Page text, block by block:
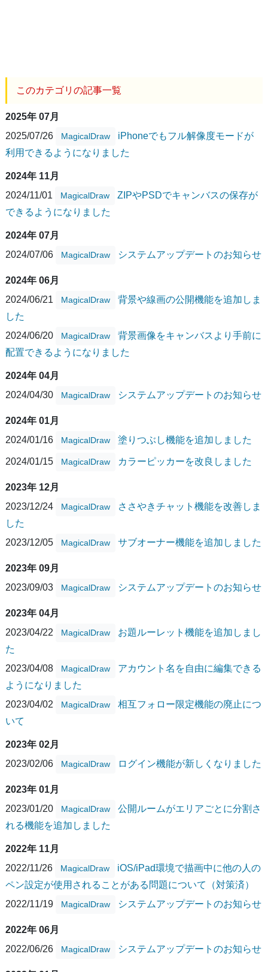
このカテゴリの記事一覧
2025年 07月
2025/07/26
MagicalDraw
iPhoneでもフル解像度モードが
利用できるようになりました
2024年 11月
2024/11/01
MagicalDraw
ZIPやPSDでキャンバスの保存が
できるようになりました
2024年 07月
2024/07/06
MagicalDraw システムアップデートのお知らせ
2024年 06月
2024/06/21
MagicalDraw
背景や線画の公開機能を追加しま
した
2024/06/20
MagicalDraw
背景画像をキャンバスより手前に
配置できるようになりました
2024年 04月
2024/04/30
MagicalDraw システムアップデートのお知らせ
2024年 01月
2024/01/16
MagicalDraw 塗りつぶし機能を追加しました
2024/01/15 MagicalDraw カラーピッカーを改良しました
2023年 12月
2023/12/24
MagicalDraw
ささやきチャット機能を改善しま
した
2023/12/05
MagicalDraw サブオーナー機能を追加しました
2023年 09月
2023/09/03
MagicalDraw システムアップデートのお知らせ
2023年 04月
2023/04/22
MagicalDraw
お題ルーレット機能を追加しまし
た
2023/04/08
MagicalDraw
アカウント名を自由に編集できる
ようになりました
2023/04/02
MagicalDraw
相互フォロー限定機能の廃止につ
いて
2023年 02月
2023/02/06
MagicalDraw ログイン機能が新しくなりました
2023年 01月
2023/01/20
MagicalDraw
公開ルームがエリアごとに分割さ
れる機能を追加しました
2022年 11月
2022/11/26
MagicalDraw
iOS/iPad環境で描画中に他の人の
ペン設定が使用されることがある問題について（対策済）
2022/11/19
MagicalDraw システムアップデートのお知らせ
2022年 06月
2022/06/26
MagicalDraw システムアップデートのお知らせ